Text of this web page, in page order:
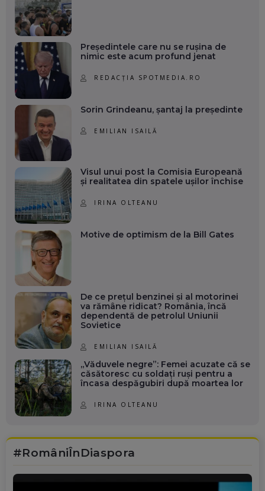
Președintele care nu se rușina de
nimic este acum profund jenat
REDACȚIA SPOTMEDIA.RO
Sorin Grindeanu, șantaj la președinte
EMILIAN ISAILĂ
Visul unui post la Comisia Europeană
și realitatea din spatele ușilor închise
IRINA OLTEANU
Motive de optimism de la Bill Gates
De ce prețul benzinei și al motorinei
va rămâne ridicat? România, încă
dependentă de petrolul Uniunii
Sovietice
EMILIAN ISAILĂ
„Văduvele negre”: Femei acuzate că se
căsătoresc cu soldați ruși pentru a
încasa despăgubiri după moartea lor
IRINA OLTEANU
#RomâniÎnDiaspora